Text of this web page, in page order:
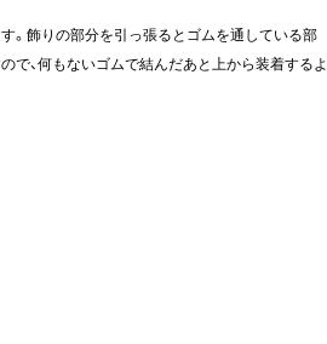
。飾りの部分を引っ張るとゴムを通している部
で、何もないゴムで結んだあと上から装着するよ